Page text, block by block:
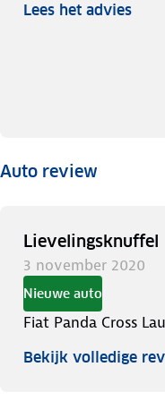
Lees het advies
Auto review
Lievelingsknuffel
3 november 2020
Nieuwe auto
Fiat Panda Cross
Bekijk volledige